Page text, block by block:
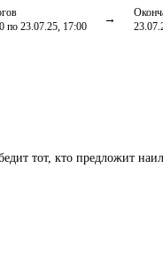
по 23.07.25, 17:00
тот, кто предложит